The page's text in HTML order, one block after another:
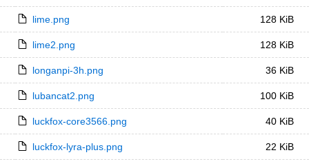
lime.png 128 KiB
lime2.png 128 KiB
longanpi-3h.png 36 KiB
lubancat2.png 100 KiB
luckfox-core3566.png 40 KiB
luckfox-lyra-plus.png 22 KiB